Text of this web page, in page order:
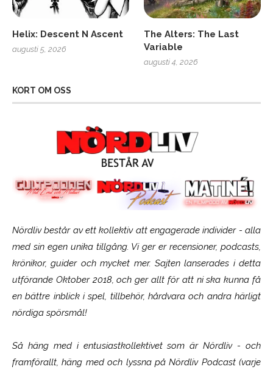
Helix: Descent N Ascent
augusti 5, 2026
The Alters: The Last
Variable
augusti 4, 2026
KORT OM OSS
Nördliv består av ett kollektiv att engagerade individer - alla
med sin egen unika tillgång. Vi ger er recensioner, podcasts,
krönikor, guider och mycket mer. Sajten lanserades i detta
utförande Oktober 2018, och ger allt för att ni ska kunna få
en bättre inblick i spel, tillbehör, hårdvara och andra härligt
nördiga spörsmål!
Så häng med i entusiastkollektivet som ärNördliv- och
framförallt, häng med och lyssna på Nördliv Podcast (varje